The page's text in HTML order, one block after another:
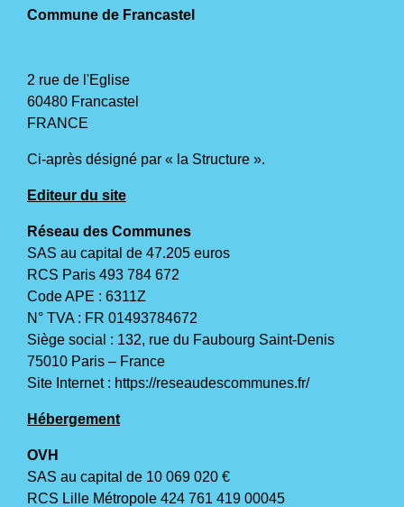
Commune de Francastel
2 rue de l'Eglise
60480 Francastel
FRANCE
Ci-après désigné par « la Structure ».
Editeur du site
Réseau des Communes
SAS au capital de 47.205 euros
RCS Paris 493 784 672
Code APE : 6311Z
N° TVA : FR 01493784672
Siège social : 132, rue du Faubourg Saint-Denis
75010 Paris – France
Site Internet : https://reseaudescommunes.fr/
Hébergement
OVH
SAS au capital de 10 069 020 €
RCS Lille Métropole 424 761 419 00045